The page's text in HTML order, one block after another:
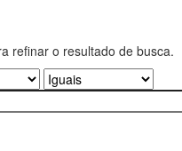
refinar o resultado de busca.